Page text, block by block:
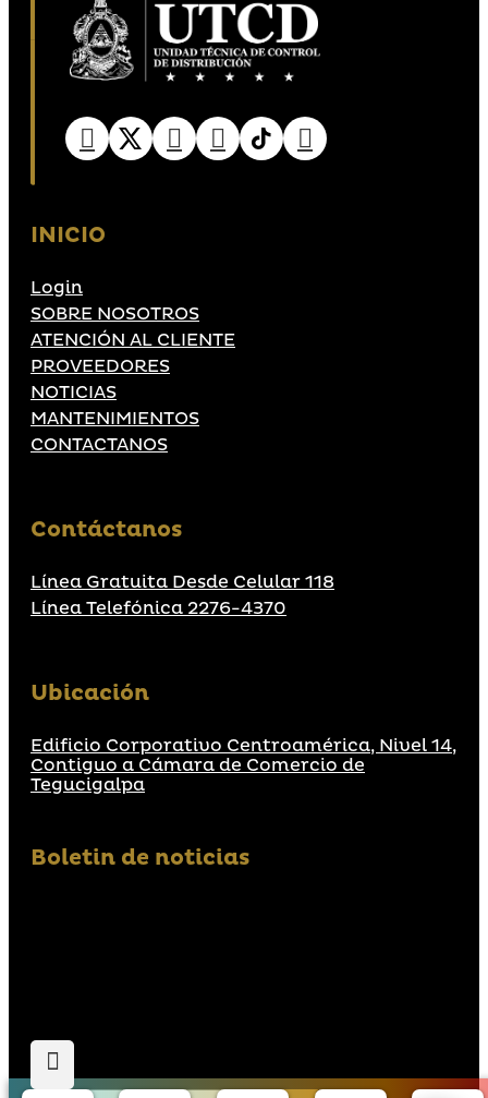
INICIO
Login
SOBRE NOSOTROS
ATENCIÓN AL CLIENTE
PROVEEDORES
NOTICIAS
MANTENIMIENTOS
CONTACTANOS
Contáctanos
Línea Gratuita Desde Celular 118
Línea Telefónica 2276-4370
Ubicación
Edificio Corporativo Centroamérica, Nivel 14,
Contiguo a Cámara de Comercio de
Tegucigalpa
Boletin de noticias